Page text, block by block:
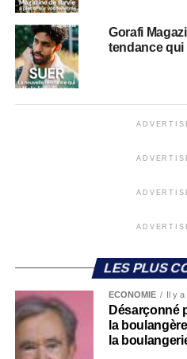
Gorafi
tendance qui
LES PLUS
ECONOMIE Il y a
Désarçonné
la
la